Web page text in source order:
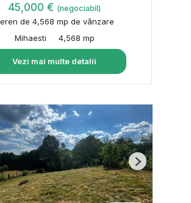
45,000 € (negociabil)
de 4,568 mp de vânzare
Mihaesti
4,568 mp
Vezi mai multe detalii
Next